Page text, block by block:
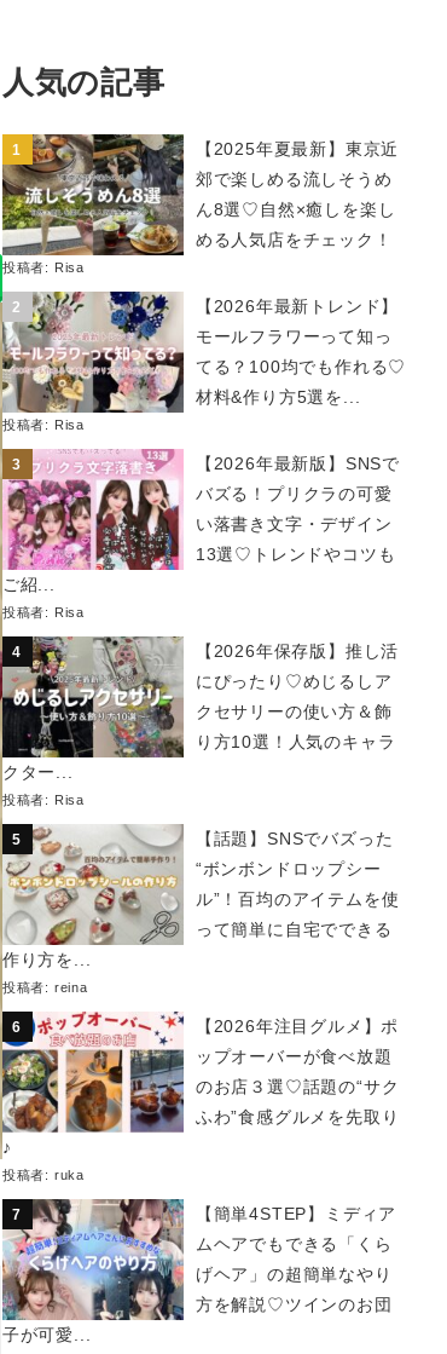
人気の記事
【2025年夏最新】東京近
郊で楽しめる流しそうめ
ん8選♡自然×癒しを楽し
める人気店をチェック！
投稿者: Risa
【2026年最新トレンド】
モールフラワーって知っ
てる？100均でも作れる♡
材料&作り方5選を...
投稿者: Risa
【2026年最新版】SNSで
バズる！プリクラの可愛
い落書き文字・デザイン
13選♡トレンドやコツも
ご紹...
投稿者: Risa
【2026年保存版】推し活
にぴったり♡めじるしア
クセサリーの使い方＆飾
り方10選！人気のキャラ
クター...
投稿者: Risa
【話題】SNSでバズった
“ボンボンドロップシー
ル”！百均のアイテムを使
って簡単に自宅でできる
作り方を...
投稿者: reina
【2026年注目グルメ】ポ
ップオーバーが食べ放題
のお店３選♡話題の“サク
ふわ”食感グルメを先取り
♪
投稿者: ruka
【簡単4STEP】ミディア
ムヘアでもできる「くら
げヘア」の超簡単なやり
方を解説♡ツインのお団
子が可愛...